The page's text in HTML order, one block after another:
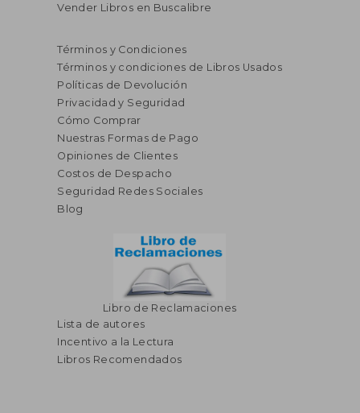
Vender Libros en Buscalibre
Términos y Condiciones
Términos y condiciones de Libros Usados
Políticas de Devolución
Privacidad y Seguridad
Cómo Comprar
Nuestras Formas de Pago
Opiniones de Clientes
Costos de Despacho
Seguridad Redes Sociales
Blog
Libro de Reclamaciones
Lista de autores
Incentivo a la Lectura
Libros Recomendados